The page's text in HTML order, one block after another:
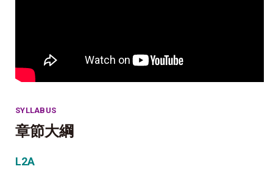
SYLLABUS
章節大綱
L2A